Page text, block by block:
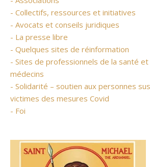
- Collectifs, ressources et initiatives
- Avocats et conseils juridiques
- La presse libre
- Quelques sites de réinformation
- Sites de professionnels de la santé et
médecins
- Solidarité – soutien aux personnes
victimes des mesures Covid
- Foi